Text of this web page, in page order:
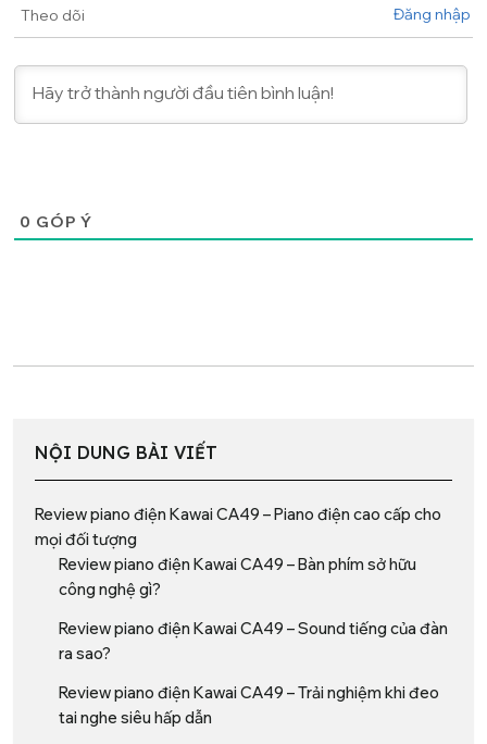
Theo dõi Đăng nhập
0 GÓP Ý
NỘI DUNG BÀI VIẾT
Review piano điện Kawai CA49 – Piano điện cao cấp cho
mọi đối tượng
Review piano điện Kawai CA49 – Bàn phím sở hữu
công nghệ gì?
Review piano điện Kawai CA49 – Sound tiếng của đàn
ra sao?
Review piano điện Kawai CA49 – Trải nghiệm khi đeo
tai nghe siêu hấp dẫn